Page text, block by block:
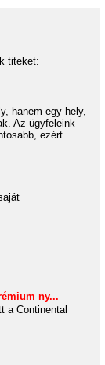
titeket:
hanem egy hely,
Az ügyfeleink
ezért
ny...
a Continental